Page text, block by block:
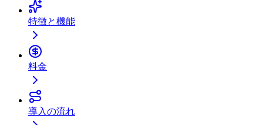
特徴と機能
料金
導入の流れ